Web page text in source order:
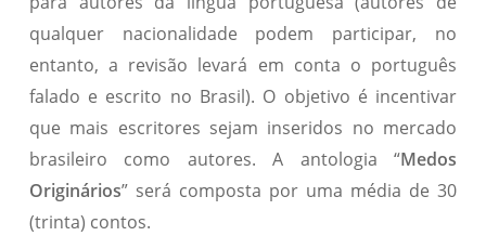
qualquer nacionalidade podem participar, no
entanto, a revisão levará em conta o português
falado e escrito no Brasil). O objetivo é incentivar
que mais escritores sejam inseridos no mercado
brasileiro como autores. A antologia “Medos
Originários” será composta por uma média de 30
(trinta) contos.